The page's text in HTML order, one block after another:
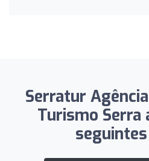
Serratur
Turismo Serra